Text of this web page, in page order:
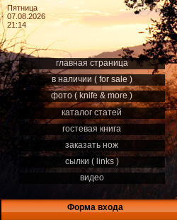
Пятница
07.08.2026
21:14
главная страница
в наличии ( for sale )
фото ( knife & more )
каталог статей
гостевая книга
заказать нож
сылки ( links )
видео
Форма входа